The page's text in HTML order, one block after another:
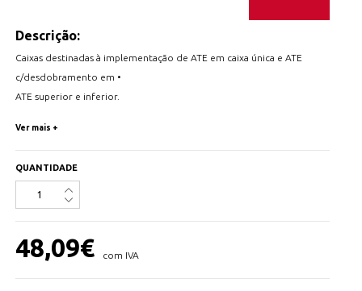
Descrição:
Caixas destinadas à implementação de ATE em caixa única e ATE
c/desdobramento em •
ATE superior e inferior.
IP54 IK07
Montagem de encastrar
Ver mais +
QUANTIDADE
48,09€ com IVA